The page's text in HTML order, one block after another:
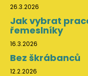
26.3.2026
Jak vybrat
řemeslníky
16.3.2026
Bez škrábanců
12.2.2026